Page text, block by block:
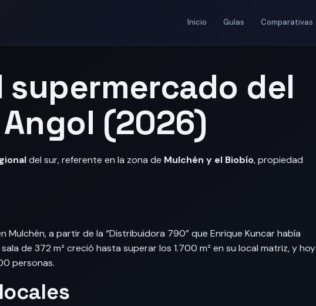
Inicio Guías Comparativas
supermercado del
(2026)
del sur, referente en la zona de Mulchén y el Biobío, propiedad
Mulchén, a partir de la “Distribuidora 790” que Enrique Kuncar había
de 372 m² creció hasta superar los 1.700 m² en su local matriz, y hoy
personas.